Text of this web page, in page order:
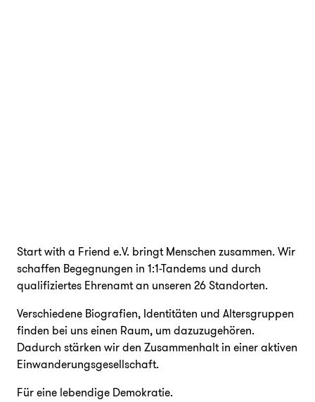
Start with a Friend e.V. bringt Menschen zusammen. Wir
schaffen Begegnungen in 1:1-Tandems und durch
qualifiziertes Ehrenamt an unseren 26 Standorten.
Verschiedene Biografien, Identitäten und Altersgruppen
finden bei uns einen Raum, um dazuzugehören.
Dadurch stärken wir den Zusammenhalt in einer aktiven
Einwanderungsgesellschaft.
Für eine lebendige Demokratie.